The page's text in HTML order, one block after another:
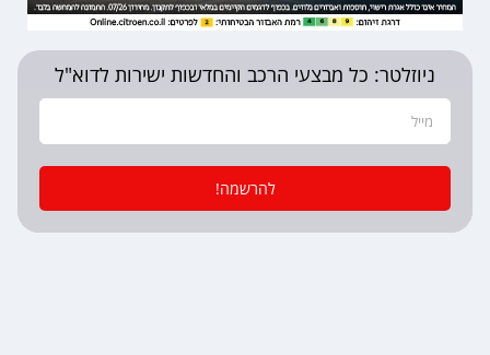
ניוזלטר: כל מבצעי הרכב והחדשות ישירות לדוא"ל
להרשמה!